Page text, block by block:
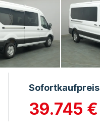
Sofortkaufpreis
39.745 €